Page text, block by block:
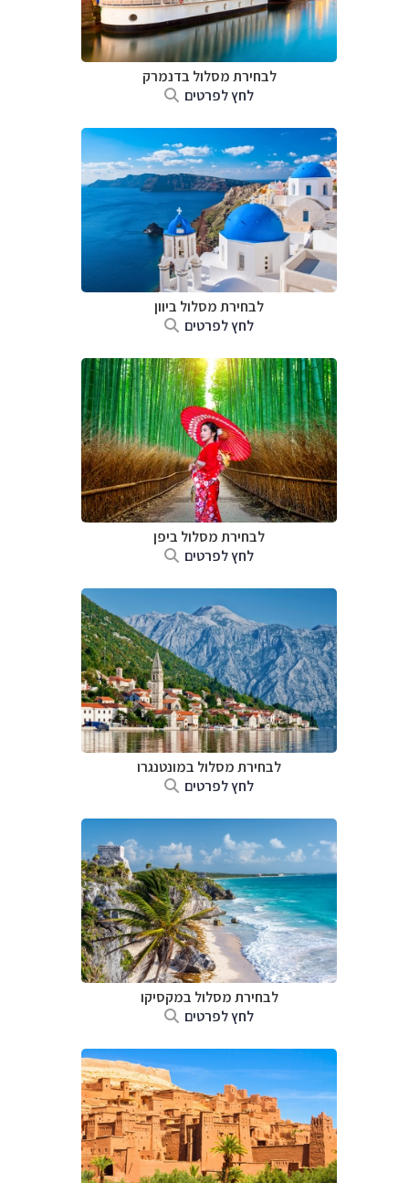
לבחירת מסלול בדנמרק
לחץ לפרטים
לבחירת מסלול ביוון
לחץ לפרטים
לבחירת מסלול ביפן
לחץ לפרטים
לבחירת מסלול במונטנגרו
לחץ לפרטים
לבחירת מסלול במקסיקו
לחץ לפרטים